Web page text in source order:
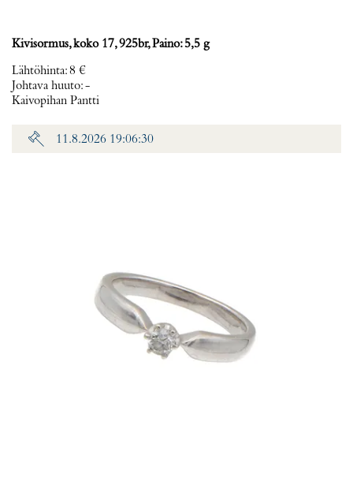
Kivisormus, koko 17, 925br, Paino: 5,5 g
Lähtöhinta:8 €
Johtava huuto:-
Kaivopihan Pantti
11.8.2026 19:06:30